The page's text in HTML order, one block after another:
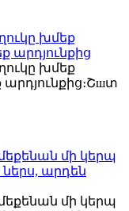
խմեք
արդյունքից
խմեք
մի կերպ
արդեն
մի կերպ